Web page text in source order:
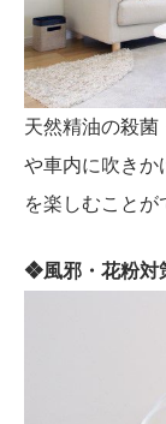
天然精油の殺菌
や車内に吹きか
を楽しむことが
❖風邪・花粉対